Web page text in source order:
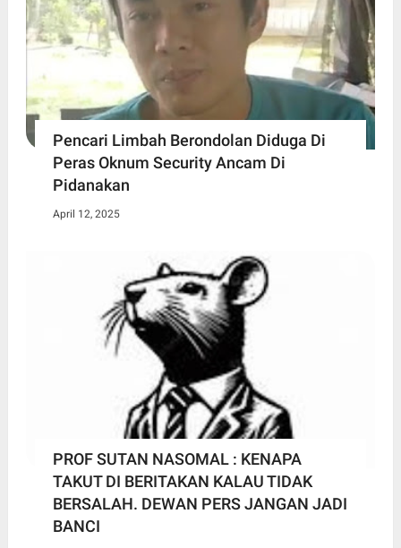
Pencari Limbah Berondolan Diduga Di
Peras Oknum Security Ancam Di
Pidanakan
April 12, 2025
PROF SUTAN NASOMAL : KENAPA
TAKUT DI BERITAKAN KALAU TIDAK
BERSALAH. DEWAN PERS JANGAN JADI
BANCI